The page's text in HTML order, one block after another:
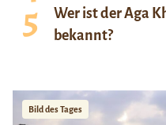
Wer ist der Aga
bekannt?
Bild des Tages